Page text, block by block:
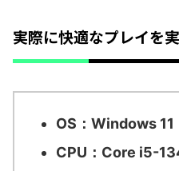
実際に快適なプレイを
OS：Windows 11
CPU：Core i5-